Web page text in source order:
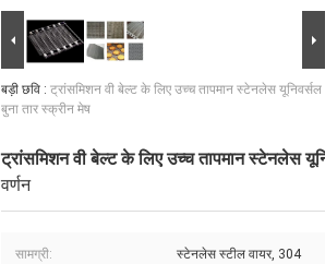
बड़ी छवि : ट्रांसमिशन वी बेल्ट के लिए उच्च तापमान स्टेनलेस यूनिवर्सल
बुना तार स्क्रीन मेष
ट्रांसमिशन वी बेल्ट के लिए उच्च तापमान स्टेनलेस
वर्णन
सामग्री: स्टेनलेस स्टील वायर, 304